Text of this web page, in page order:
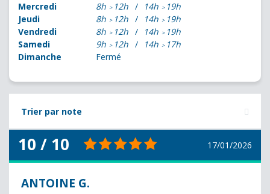
Mercredi
8h 12h 14h
19h
Jeudi
8h 12h 14h
19h
Vendredi
8h 12h 14h
19h
Samedi
9h 12h 14h
17h
Dimanche
Fermé
Trier par note
10 / 10 17/01/2026
ANTOINE G.